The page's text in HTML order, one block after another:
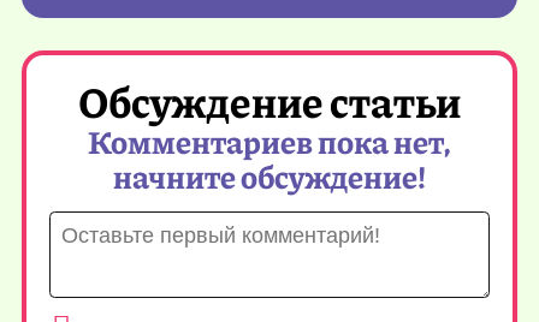
Обсуждение статьи
Комментариев пока нет,
начните обсуждение!